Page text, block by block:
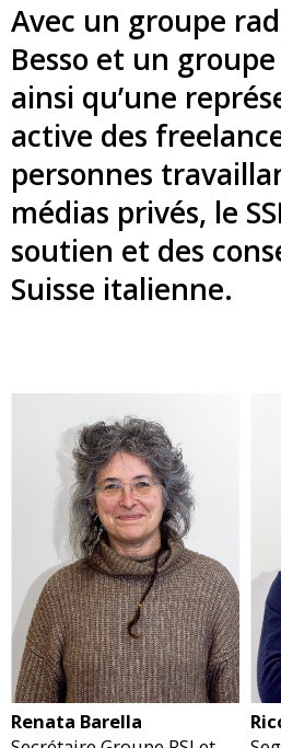
Avec un groupe
Besso et un
ainsi qu’une
active des
personnes
médias privés, le
soutien et des
Suisse italienne.
Renata Barella